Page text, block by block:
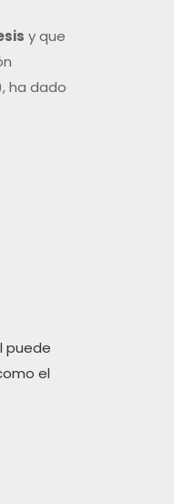
y que
ha dado
puede
el